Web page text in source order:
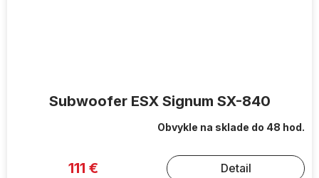
Subwoofer ESX Signum SX-840
Obvykle na sklade do 48 hod.
111 € Detail